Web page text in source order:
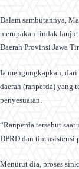
Dalam sambutannya,
merupakan tindak
Daerah Provinsi Jawa
Ia mengungkapkan, dari
daerah (ranperda) yang
penyesuaian.
“Ranperda tersebut
DPRD dan tim asistensi
Menurut dia, proses